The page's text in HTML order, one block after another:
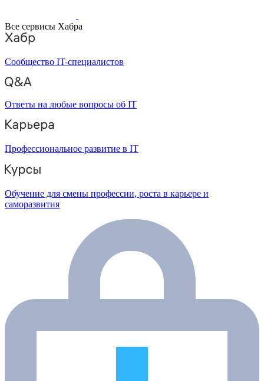
Все сервисы Хабра
Сообщество IT-специалистов
Ответы на любые вопросы об IT
Профессиональное развитие в IT
Обучение для смены профессии, роста в карьере и
саморазвития